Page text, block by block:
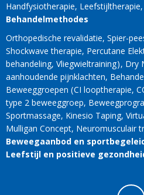
Handfysiotherapie Leefstijltherapie
Behandelmethodes
Orthopedische revalidatie Spier-
Shockwave therapie Percutane
behandeling Vliegwieltraining Dry
aanhoudende pijnklachten
Beweeggroepen CI looptherapie
type 2 beweeggroep
Sportmassage Kinesio Taping
Mulligan Concept Neuromusculair
Beweegaanbod en
Leefstijl en positieve